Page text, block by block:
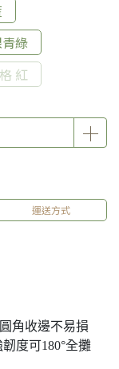
綠
紅
運送方式
角收邊不易損
度可180°全攤